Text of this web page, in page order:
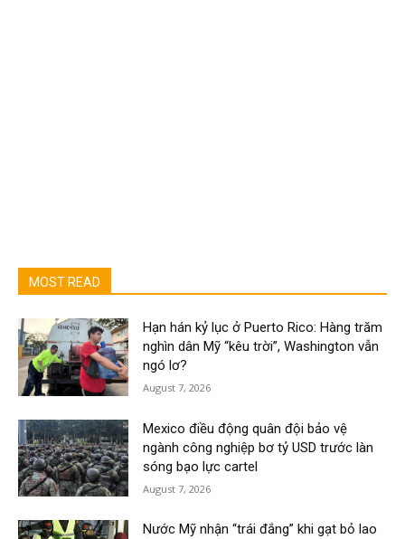
MOST READ
Hạn hán kỷ lục ở Puerto Rico: Hàng trăm
nghìn dân Mỹ “kêu trời”, Washington vẫn
ngó lơ?
August 7, 2026
Mexico điều động quân đội bảo vệ
ngành công nghiệp bơ tỷ USD trước làn
sóng bạo lực cartel
August 7, 2026
Nước Mỹ nhận “trái đắng” khi gạt bỏ lao